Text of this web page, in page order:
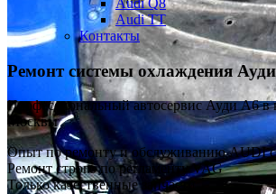
Audi Q8
Audi TT
Контакты
Ремонт системы охлаждения
Профессиональный автосервис Ауди А6 в
Москвы
Опыт по ремонту и обслуживанию AUDI с
Ремонт строго по регламенту VAG
Только качественные запчасти